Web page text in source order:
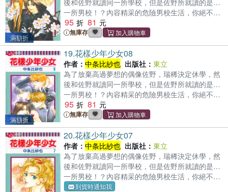
滿額折
後和佐野就讀同一所學校，但是佐野所就讀的是…
一所男校！？內容精采的危險男校生活，你絕不可
錯過！
95 81
無庫存
滿額折
19.花樣少年少女08
作者： 中条比紗也 出版社： 東立
為了放棄高過夢想的偶像佐野，瑞稀決定休學，然
後和佐野就讀同一所學校，但是佐野所就讀的是…
一所男校！？內容精采的危險男校生活，你絕不可
錯過！
95 81
無庫存
20.花樣少年少女07
作者： 中条比紗也 出版社： 東立
為了放棄高過夢想的偶像佐野，瑞稀決定休學，然
後和佐野就讀同一所學校，但是佐野所就讀的是…
一所男校！？內容精采的危險男校生活，你絕不可
錯過！到貨時通知我